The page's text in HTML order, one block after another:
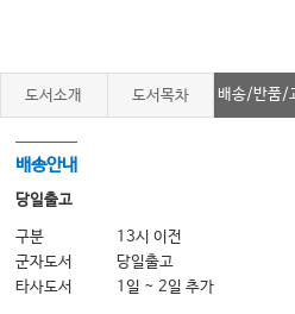
도서소개 도서목차 배송/반품/
배송안내
당일출고
구분 13시 이전
군자도서
당일출고
타사도서
1일 ~ 2일 추가